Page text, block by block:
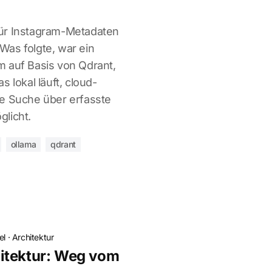
Instagram-Metadaten
folgte, war ein
auf Basis von Qdrant,
lokal läuft, cloud-
Suche über erfasste
ollama qdrant
· Architektur
Weg vom